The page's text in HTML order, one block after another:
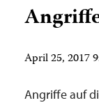
April 25, 2017
Angriffe auf